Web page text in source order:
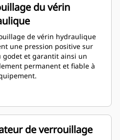
du vérin
de vérin hydraulique
une pression positive sur
godet et garantit ainsi un
permanent et fiable à
de verrouillage